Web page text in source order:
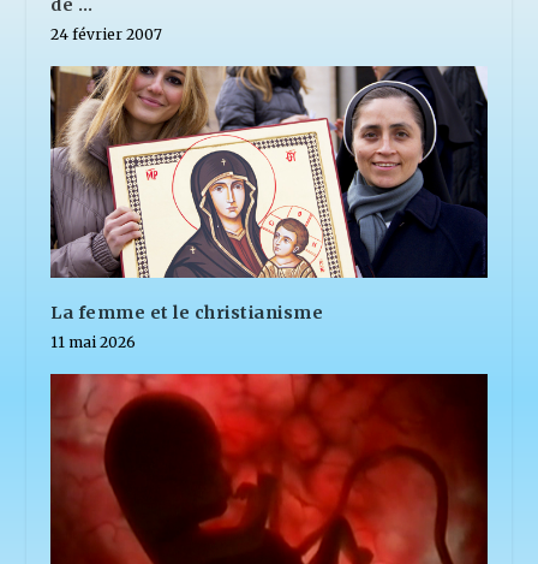
de …
24 février 2007
La femme et le christianisme
11 mai 2026